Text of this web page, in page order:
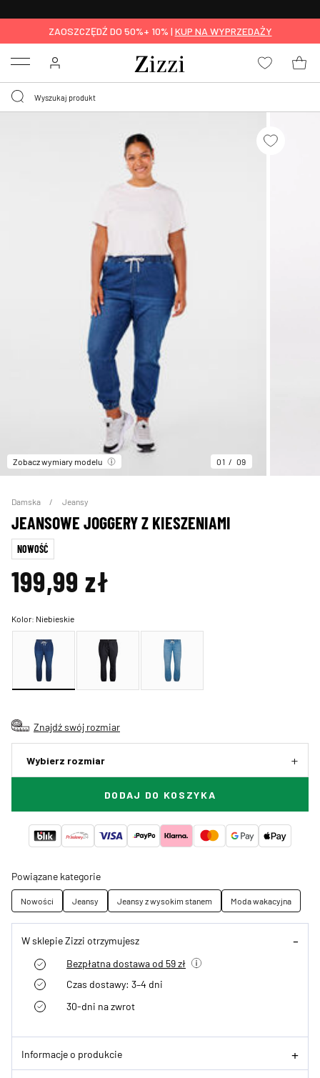
ZAOSZCZĘDŹ DO 50%+ 10% | KUP NA WYPRZEDAŻY
Menu
Zobacz wymiary modelu 01 09
Damska Jeansy
JEANSOWE JOGGERY Z KIESZENIAMI
NOWOŚĆ
199,99 zł
Kolor: Niebieskie
Znajdź swój rozmiar
Wybierz rozmiar
DODAJ DO KOSZYKA
Powiązane kategorie
Nowości Jeansy Jeansy z wysokim stanem Moda wakacyjna
W sklepie Zizzi otrzymujesz
Bezpłatna dostawa od 59 zł
Czas dostawy: 3–4 dni
30-dni na zwrot
Informacje o produkcie